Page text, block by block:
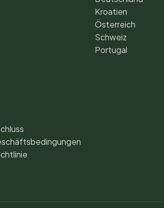
Kroatien
Österreich
Schweiz
Portugal